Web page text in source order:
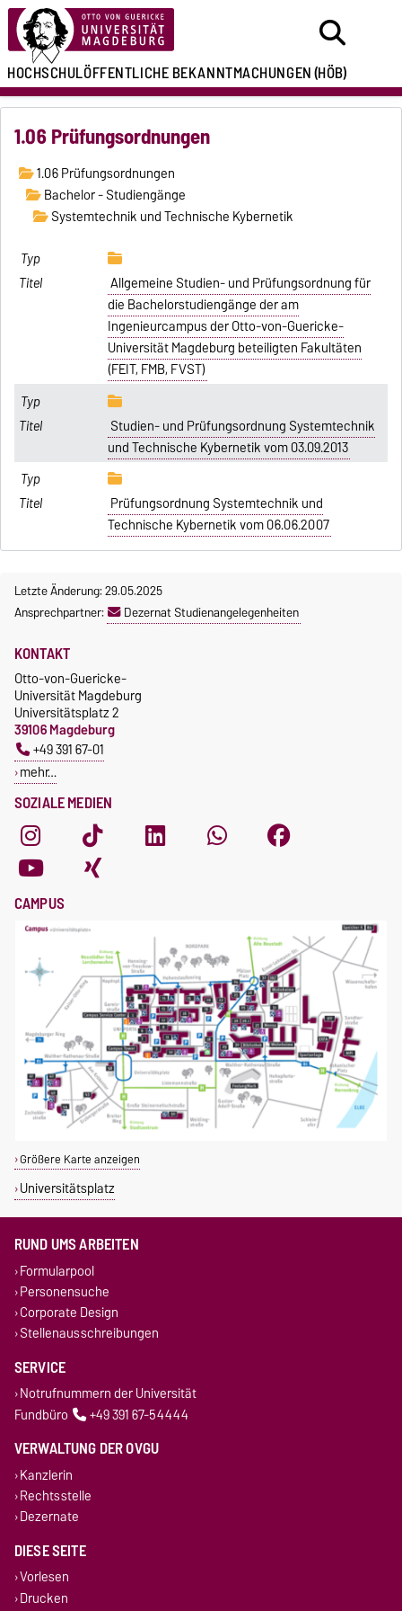
HOCHSCHULÖFFENTLICHEBEKANNTMACHUNGEN(HÖB)
1.06 Prüfungsordnungen
1.06 Prüfungsordnungen
Bachelor - Studiengänge
Systemtechnik und Technische Kybernetik
Allgemeine Studien- und Prüfungsordnung für
die Bachelorstudiengänge der am
Ingenieurcampus der Otto-von-Guericke-
Universität Magdeburg beteiligten Fakultäten
(FEIT, FMB, FVST)
Studien- und Prüfungsordnung Systemtechnik
und Technische Kybernetik vom 03.09.2013
Prüfungsordnung Systemtechnik und
Technische Kybernetik vom 06.06.2007
Letzte Änderung: 29.05.2025
Ansprechpartner:
Dezernat Studienangelegenheiten
SOZIALE MEDIEN
KONTAKT
Otto-von-Guericke-
Universität Magdeburg
Universitätsplatz 2
39106 Magdeburg
+49 391 67-01
mehr…
CAMPUS
Größere Karte anzeigen
Universitätsplatz
RUND UMS ARBEITEN
Formularpool
Personensuche
Corporate Design
Stellenausschreibungen
SERVICE
Notrufnummern der Universität
Fundbüro
+49 391 67-54444
VERWALTUNG DER OVGU
Kanzlerin
Rechtsstelle
Dezernate
DIESE SEITE
Vorlesen
Drucken